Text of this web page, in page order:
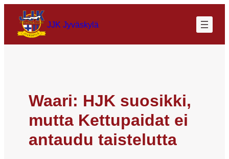
JJK Jyväskylä
Waari: HJK suosikki,
mutta Kettupaidat ei
antaudu taistelutta